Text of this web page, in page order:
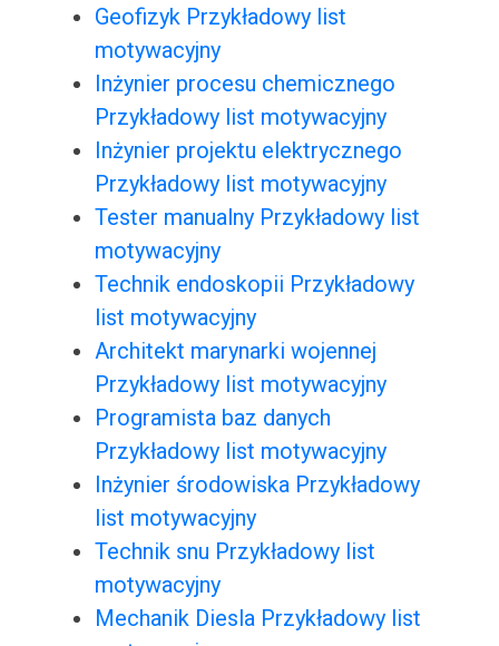
Geofizyk Przykładowy list
motywacyjny
Inżynier procesu chemicznego
Przykładowy list motywacyjny
Inżynier projektu elektrycznego
Przykładowy list motywacyjny
Tester manualny Przykładowy list
motywacyjny
Technik endoskopii Przykładowy
list motywacyjny
Architekt marynarki wojennej
Przykładowy list motywacyjny
Programista baz danych
Przykładowy list motywacyjny
Inżynier środowiska Przykładowy
list motywacyjny
Technik snu Przykładowy list
motywacyjny
Mechanik Diesla Przykładowy list